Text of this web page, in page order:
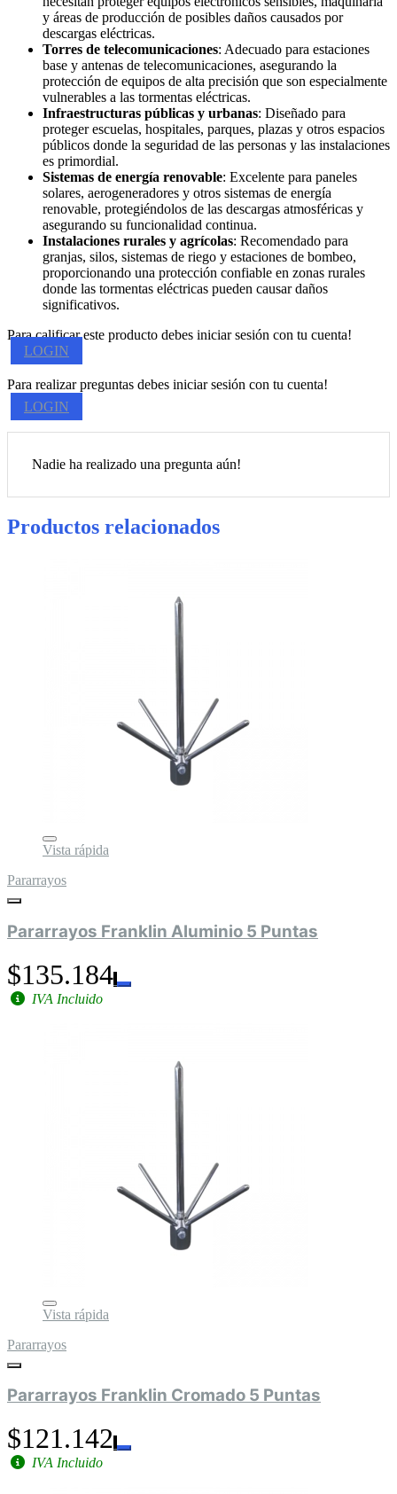
y áreas de producción de posibles daños causados por
descargas eléctricas.
Torres de telecomunicaciones: Adecuado para estaciones
base y antenas de telecomunicaciones, asegurando la
protección de equipos de alta precisión que son especialmente
vulnerables a las tormentas eléctricas.
Infraestructuras públicas y urbanas: Diseñado para
proteger escuelas, hospitales, parques, plazas y otros espacios
públicos donde la seguridad de las personas y las instalaciones
es primordial.
Sistemas de energía renovable: Excelente para paneles
solares, aerogeneradores y otros sistemas de energía
renovable, protegiéndolos de las descargas atmosféricas y
asegurando su funcionalidad continua.
Instalaciones rurales y agrícolas: Recomendado para
granjas, silos, sistemas de riego y estaciones de bombeo,
proporcionando una protección confiable en zonas rurales
donde las tormentas eléctricas pueden causar daños
significativos.
Para calificar este producto debes iniciar sesión con tu cuenta!
LOGIN
Para realizar preguntas debes iniciar sesión con tu cuenta!
LOGIN
Nadie ha realizado una pregunta aún!
Productos relacionados
Vista rápida
Pararrayos
Pararrayos Franklin Aluminio 5 Puntas
$135.184
IVA Incluido
Vista rápida
Pararrayos
Pararrayos Franklin Cromado 5 Puntas
$121.142
IVA Incluido